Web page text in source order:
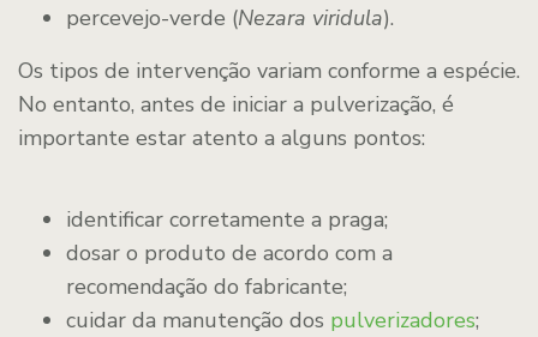
percevejo-verde (Nezara viridula).
Os tipos de intervenção variam conforme a espécie.
No entanto, antes de iniciar a pulverização, é
importante estar atento a alguns pontos:
identificar corretamente a praga;
dosar o produto de acordo com a
recomendação do fabricante;
cuidar da manutenção dos pulverizadores;